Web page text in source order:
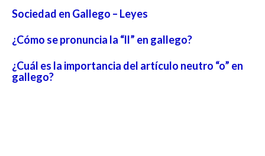
Sociedad en Gallego – Leyes
¿Cómo se pronuncia la “ll” en gallego?
¿Cuál es la importancia del artículo neutro “o” en
gallego?